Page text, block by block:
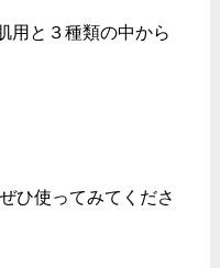
用と３種類の中から
ひ使ってみてくださ